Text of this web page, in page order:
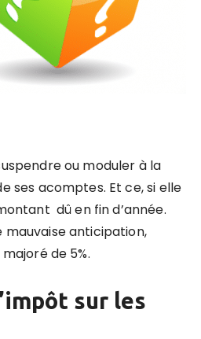
ou moduler à la
ses acomptes. Et ce, si elle
dû en fin d’année.
mauvaise anticipation,
de 5%.
sur les